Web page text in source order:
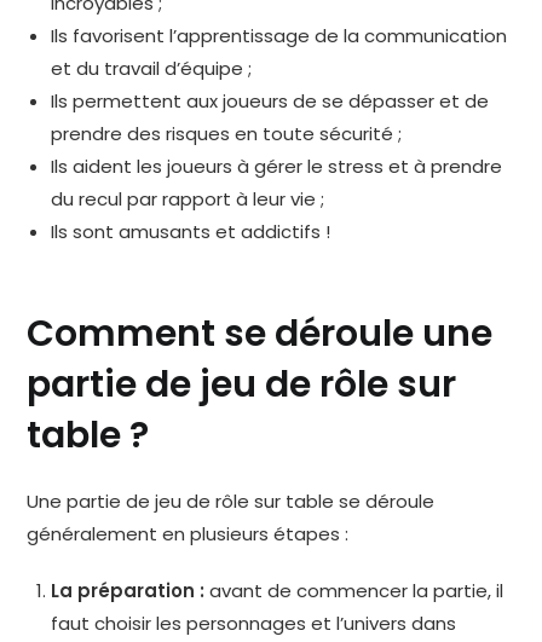
Ils favorisent l’apprentissage de la communication
et du travail d’équipe ;
Ils permettent aux joueurs de se dépasser et de
prendre des risques en toute sécurité ;
Ils aident les joueurs à gérer le stress et à prendre
du recul par rapport à leur vie ;
Ils sont amusants et addictifs !
Comment se déroule une
partie de jeu de rôle sur
table ?
Une partie de jeu de rôle sur table se déroule
généralement en plusieurs étapes :
La préparation : avant de commencer la partie, il
faut choisir les personnages et l’univers dans